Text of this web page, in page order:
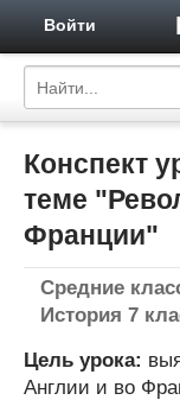
Войти
Конспект
теме
Франции"
Средние
История 7
Цель урока:
Англии и во